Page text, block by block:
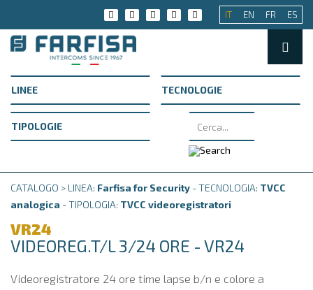
IT EN FR ES
CATALOGO > LINEA: Farfisa for Security - TECNOLOGIA: TVCC
analogica - TIPOLOGIA: TVCC videoregistratori
VR24
VIDEOREG.T/L 3/24 ORE - VR24
Videoregistratore 24 ore time lapse b/n e colore a